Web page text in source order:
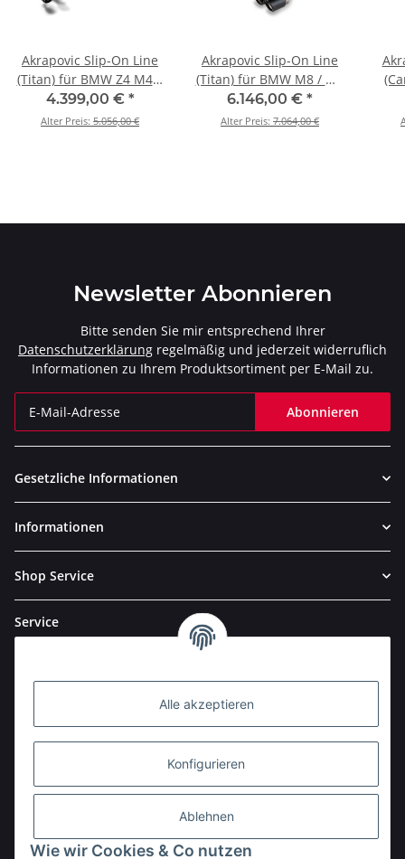
Alle akzeptieren
Konfigurieren
Ablehnen
Wie wir Cookies & Co nutzen
Akrapovic Slip-On Line
(Titan) für BMW Z4 M40i
(G29) BJ 2019 > 2026 (S-
BM/T/9H)
4.399,00 € *
Alter Preis: 5.056,00 €
Akrapovic Slip-On Line
(Titan) für BMW M8 / M8
Competition (F91, F92) -
OPF/GPF BJ 2021 > 2026
6.146,00 € *
Alter Preis: 7.064,00 €
Newsletter Abonnieren
Bitte senden Sie mir entsprechend Ihrer
Datenschutzerklärung regelmäßig und jederzeit widerruflich
Informationen zu Ihrem Produktsortiment per E-Mail zu.
Abonnieren
Gesetzliche Informationen
Informationen
Shop Service
Service